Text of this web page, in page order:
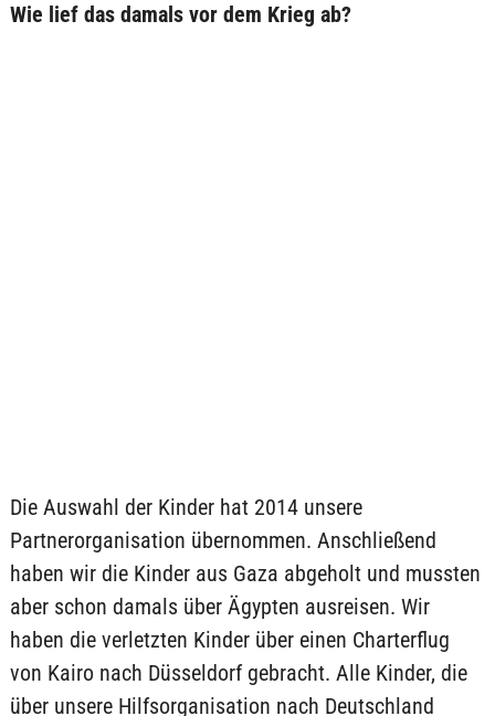
Wie lief das damals vor dem Krieg ab?
Die Auswahl der Kinder hat 2014 unsere
Partnerorganisation übernommen. Anschließend
haben wir die Kinder aus Gaza abgeholt und mussten
aber schon damals über Ägypten ausreisen. Wir
haben die verletzten Kinder über einen Charterflug
von Kairo nach Düsseldorf gebracht. Alle Kinder, die
über unsere Hilfsorganisation nach Deutschland